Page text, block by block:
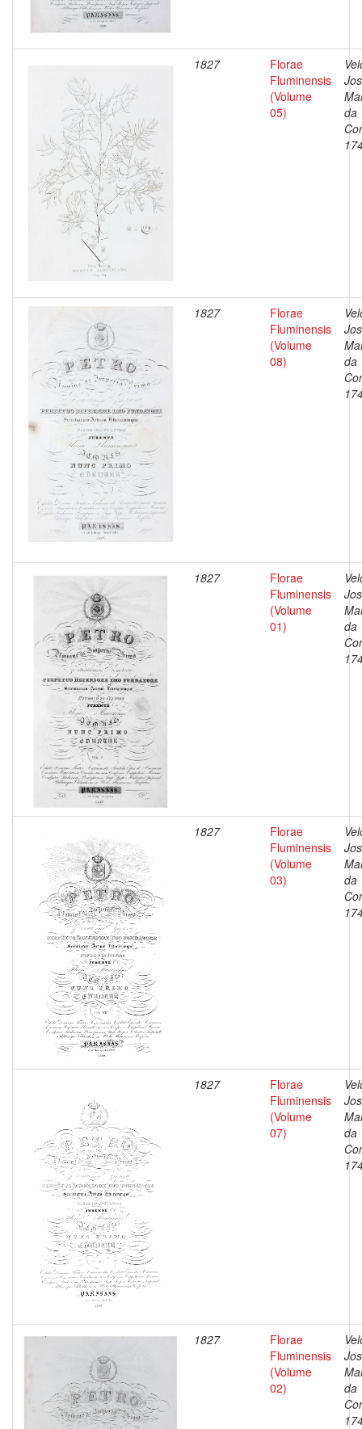
1827
Florae
Fluminensis
(Volume
05)
da
1827
Florae
Fluminensis
(Volume
08)
da
1827
Florae
Fluminensis
(Volume
01)
da
1827
Florae
Fluminensis
(Volume
03)
da
1827
Florae
Fluminensis
(Volume
07)
da
1827
Florae
Fluminensis
(Volume
02)
da